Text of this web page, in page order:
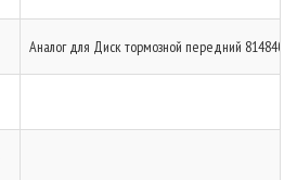
Аналог для Диск тормозной передний